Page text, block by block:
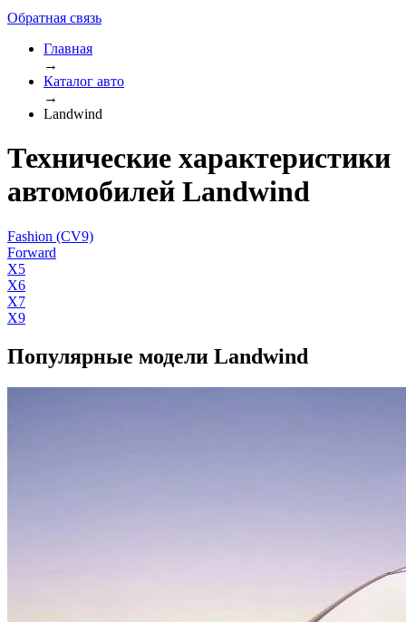
Обратная связь
Главная
→
Каталог авто
→
Landwind
Технические характеристики
автомобилей Landwind
Fashion (CV9)
Forward
X5
X6
X7
Х9
Популярные модели Landwind